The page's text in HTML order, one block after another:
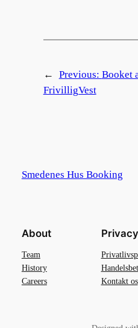
← Previous: Booket
FrivilligVest
Smedenes Hus Booking
About
Team
History
Careers
Privacy
Kontakt os